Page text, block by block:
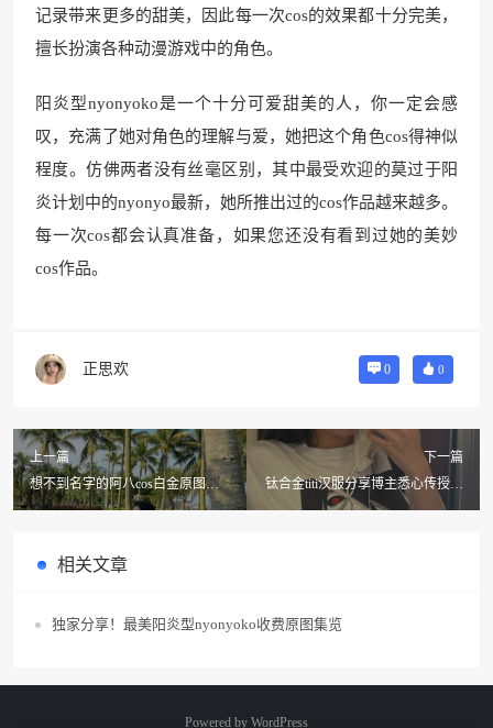
记录带来更多的甜美，因此每一次cos的效果都十分完美，
擅长扮演各种动漫游戏中的角色。
阳炎型nyonyoko是一个十分可爱甜美的人，你一定会感
叹，充满了她对角色的理解与爱，她把这个角色cos得神似
程度。仿佛两者没有丝毫区别，其中最受欢迎的莫过于阳
炎计划中的nyonyo最新，她所推出过的cos作品越来越多。
每一次cos都会认真准备，如果您还没有看到过她的美妙
cos作品。
正思欢 0 0
上一篇
想不到名字的阿八cos白金原图：
与你分享cosplay摄影中的魅力瞬间
下一篇
钛合金titi汉服分享博主悉心传授，
让你一秒入戏
相关文章
独家分享！最美阳炎型nyonyoko收费原图集览
Powered by WordPress